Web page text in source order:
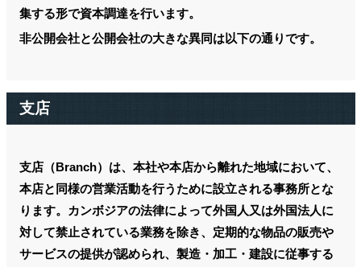
集する形で資本調達を行います。
非公開会社と公開会社の大きな異同は以下の通りです。
支店
支店（Branch）は、本社や本店から離れた地域において、
本店と同様の営業活動を行うために設立される事務所とな
ります。カンボジアの法律によって外国人又は外国法人に
対して禁止されている業務を除き、定期的な物品の販売や
サービスの提供が認められ、製造・加工・建設に従事する